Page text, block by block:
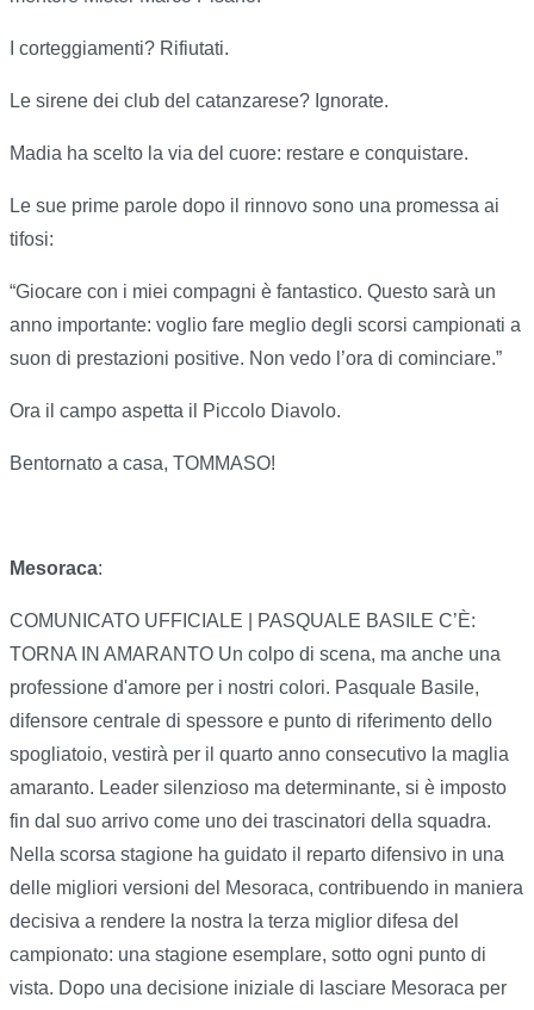
I corteggiamenti? Rifiutati.
Le sirene dei club del catanzarese? Ignorate.
Madia ha scelto la via del cuore: restare e conquistare.
Le sue prime parole dopo il rinnovo sono una promessa ai
tifosi:
“Giocare con i miei compagni è fantastico. Questo sarà un
anno importante: voglio fare meglio degli scorsi campionati a
suon di prestazioni positive. Non vedo l’ora di cominciare.”
Ora il campo aspetta il Piccolo Diavolo.
Bentornato a casa, TOMMASO!
Mesoraca:
COMUNICATO UFFICIALE | PASQUALE BASILE C’È:
TORNA IN AMARANTO Un colpo di scena, ma anche una
professione d'amore per i nostri colori. Pasquale Basile,
difensore centrale di spessore e punto di riferimento dello
spogliatoio, vestirà per il quarto anno consecutivo la maglia
amaranto. Leader silenzioso ma determinante, si è imposto
fin dal suo arrivo come uno dei trascinatori della squadra.
Nella scorsa stagione ha guidato il reparto difensivo in una
delle migliori versioni del Mesoraca, contribuendo in maniera
decisiva a rendere la nostra la terza miglior difesa del
campionato: una stagione esemplare, sotto ogni punto di
vista. Dopo una decisione iniziale di lasciare Mesoraca per